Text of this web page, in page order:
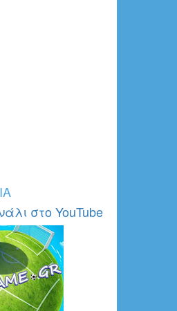
στο YouTube